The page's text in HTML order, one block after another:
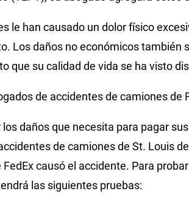
le han causado un dolor físico
Los daños no económicos también
que su calidad de vida se ha visto
de accidentes de camiones de
los daños que necesita para pagar
de camiones de St. Louis
causó el accidente. Para
las siguientes pruebas: